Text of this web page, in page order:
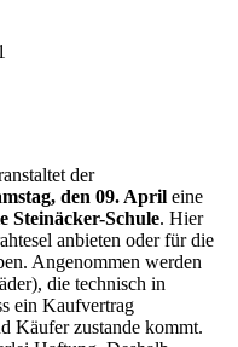
der
den 09. April eine
Steinäcker-Schule. Hier
anbieten oder für die
Angenommen werden
die technisch in
ein Kaufvertrag
Käufer zustande kommt.